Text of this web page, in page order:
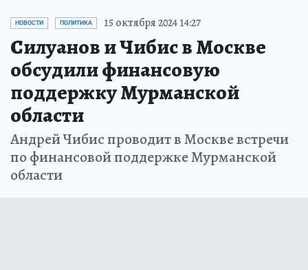
НОВОСТИ ПОЛИТИКА 15 октября 2024 14:27
Силуанов и Чибис в Москве
обсудили финансовую
поддержку Мурманской
области
Андрей Чибис проводит в Москве встречи
по финансовой поддержке Мурманской
области